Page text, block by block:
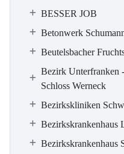
BESSER JOB
Betonwerk
Beutelsbacher
Bezirk Unterfranken
Schloss Werneck
Bezirkskliniken
Bezirkskrankenhaus
Bezirkskrankenhaus